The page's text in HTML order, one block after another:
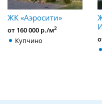
ЖК «Аэросити»
от 160 000 р./м2
Купчино